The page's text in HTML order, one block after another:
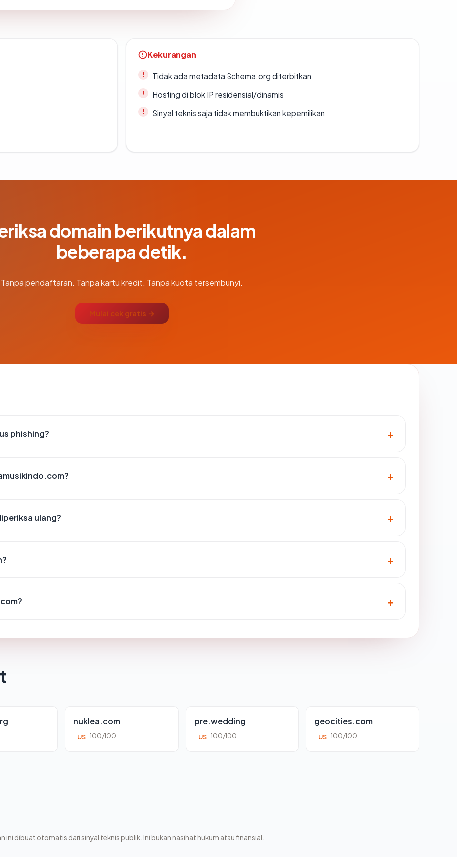
Kekurangan
Tidak ada metadata Schema.org diterbitkan
Hosting di blok IP residensial/dinamis
Sinyal teknis saja tidak membuktikan kepemilikan
domain berikutnya dalam
beberapa detik.
Tanpa pendaftaran. Tanpa kartu kredit. Tanpa kuota tersembunyi.
Mulai cek gratis →
phishing?
ulang?
nuklea.com
US 100/100
pre.wedding
US 100/100
geocities.com
US 100/100
ini dibuat otomatis dari sinyal teknis publik. Ini bukan nasihat hukum atau finansial.